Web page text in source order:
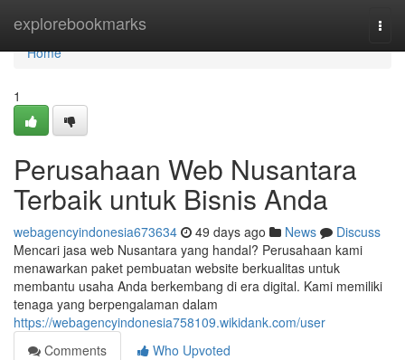
explorebookmarks
Home
Home
1
Perusahaan Web Nusantara
Terbaik untuk Bisnis Anda
webagencyindonesia673634 49 days ago News
Discuss
Mencari jasa web Nusantara yang handal? Perusahaan kami
menawarkan paket pembuatan website berkualitas untuk
membantu usaha Anda berkembang di era digital. Kami memiliki
tenaga yang berpengalaman dalam
https://webagencyindonesia758109.wikidank.com/user
Comments
Who Upvoted